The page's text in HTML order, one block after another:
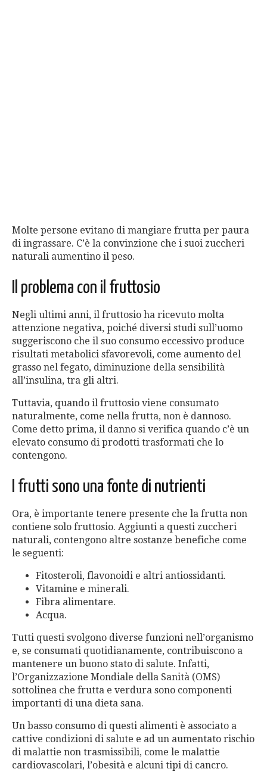
Molte persone evitano di mangiare frutta per paura
di ingrassare. C’è la convinzione che i suoi zuccheri
naturali aumentino il peso.
Il problema con il fruttosio
Negli ultimi anni, il fruttosio ha ricevuto molta
attenzione negativa, poiché diversi studi sull’uomo
suggeriscono che il suo consumo eccessivo produce
risultati metabolici sfavorevoli, come aumento del
grasso nel fegato, diminuzione della sensibilità
all’insulina, tra gli altri.
Tuttavia, quando il fruttosio viene consumato
naturalmente, come nella frutta, non è dannoso.
Come detto prima, il danno si verifica quando c’è un
elevato consumo di prodotti trasformati che lo
contengono.
I frutti sono una fonte di nutrienti
Ora, è importante tenere presente che la frutta non
contiene solo fruttosio. Aggiunti a questi zuccheri
naturali, contengono altre sostanze benefiche come
le seguenti:
Fitosteroli, flavonoidi e altri antiossidanti.
Vitamine e minerali.
Fibra alimentare.
Acqua.
Tutti questi svolgono diverse funzioni nell’organismo
e, se consumati quotidianamente, contribuiscono a
mantenere un buono stato di salute. Infatti,
l’Organizzazione Mondiale della Sanità (OMS)
sottolinea che frutta e verdura sono componenti
importanti di una dieta sana.
Un basso consumo di questi alimenti è associato a
cattive condizioni di salute e ad un aumentato rischio
di malattie non trasmissibili, come le malattie
cardiovascolari, l’obesità e alcuni tipi di cancro.